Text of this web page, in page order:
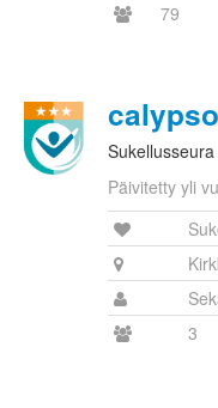
79
Päivitetty yli
3